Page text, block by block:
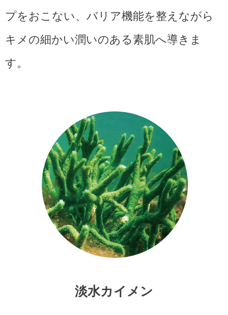
プをおこない、バリア機能を整えながら
キメの細かい潤いのある素肌へ導きま
す。
淡水カイメン